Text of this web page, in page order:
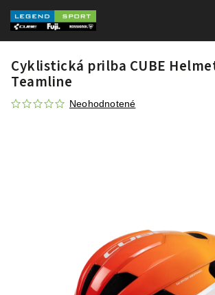
Cyklistická prilba CUBE
Teamline
Neohodnotené